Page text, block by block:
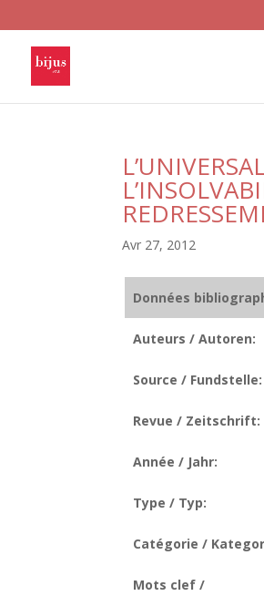
Avr 27, 2012
Données
Auteurs / Autoren:
Source / Fundstelle:
Revue / Zeitschrift:
Année / Jahr:
Type / Typ:
Catégorie /
Mots clef /